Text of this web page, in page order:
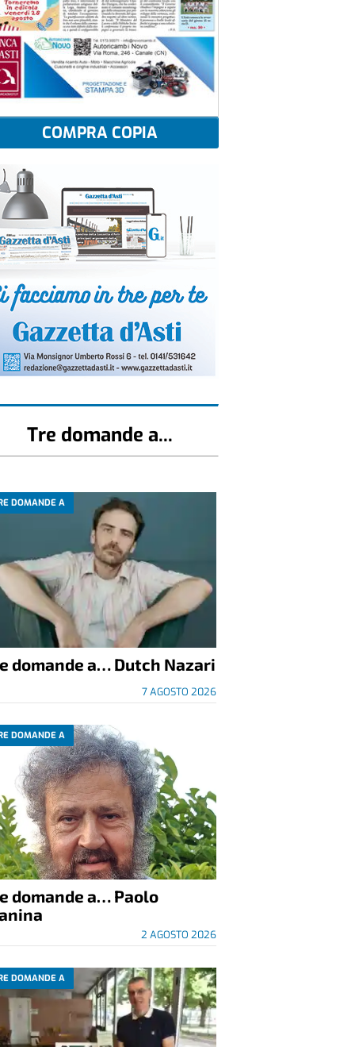
COMPRA COPIA
Tre domande a...
DOMANDE A
domande a… Dutch Nazari
7 AGOSTO 2026
DOMANDE A
domande a… Paolo
2 AGOSTO 2026
DOMANDE A